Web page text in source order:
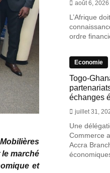
marché
et
août 6, 2026
L’Afrique
ordre
Economie
Togo-
échanges
juillet 31,
Une
Commerce
Accra